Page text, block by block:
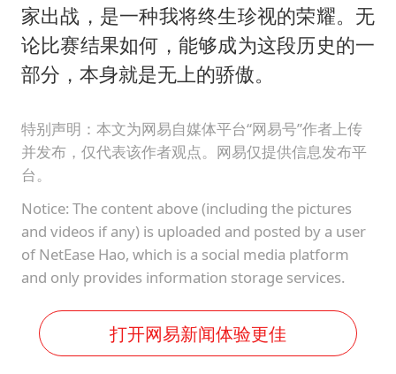
家出战，是一种我将终生珍视的荣耀。无
论比赛结果如何，能够成为这段历史的一
部分，本身就是无上的骄傲。
特别声明：本文为网易自媒体平台“网易号”作者上传
并发布，仅代表该作者观点。网易仅提供信息发布平
台。
Notice: The content above (including the pictures
and videos if any) is uploaded and posted by a user
of NetEase Hao, which is a social media platform
and only provides information storage services.
打开网易新闻体验更佳